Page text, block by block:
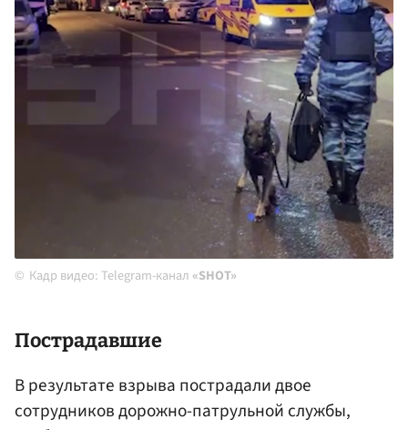
Кадр видео: Telegram-канал «SHOT»
Пострадавшие
В результате взрыва пострадали двое
сотрудников дорожно-патрульной службы,